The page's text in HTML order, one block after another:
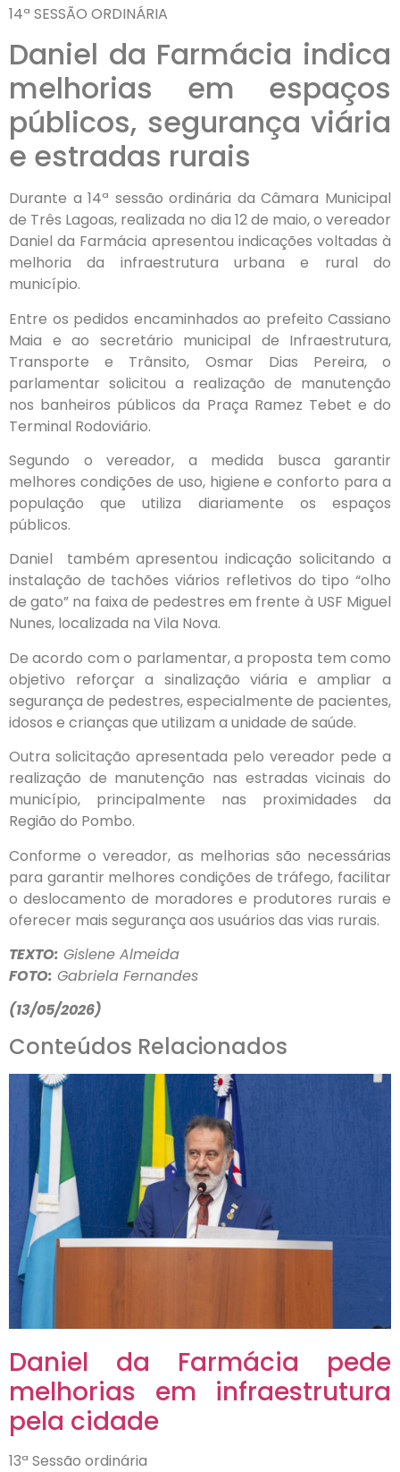
14ª SESSÃO ORDINÁRIA
Daniel da Farmácia indica
melhorias em espaços
públicos, segurança viária
e estradas rurais
Durante a 14ª sessão ordinária da Câmara Municipal
de Três Lagoas, realizada no dia 12 de maio, o vereador
Daniel da Farmácia apresentou indicações voltadas à
melhoria da infraestrutura urbana e rural do
município.
Entre os pedidos encaminhados ao prefeito Cassiano
Maia e ao secretário municipal de Infraestrutura,
Transporte e Trânsito, Osmar Dias Pereira, o
parlamentar solicitou a realização de manutenção
nos banheiros públicos da Praça Ramez Tebet e do
Terminal Rodoviário.
Segundo o vereador, a medida busca garantir
melhores condições de uso, higiene e conforto para a
população que utiliza diariamente os espaços
públicos.
Daniel também apresentou indicação solicitando a
instalação de tachões viários refletivos do tipo “olho
de gato” na faixa de pedestres em frente à USF Miguel
Nunes, localizada na Vila Nova.
De acordo com o parlamentar, a proposta tem como
objetivo reforçar a sinalização viária e ampliar a
segurança de pedestres, especialmente de pacientes,
idosos e crianças que utilizam a unidade de saúde.
Outra solicitação apresentada pelo vereador pede a
realização de manutenção nas estradas vicinais do
município, principalmente nas proximidades da
Região do Pombo.
Conforme o vereador, as melhorias são necessárias
para garantir melhores condições de tráfego, facilitar
o deslocamento de moradores e produtores rurais e
oferecer mais segurança aos usuários das vias rurais.
TEXTO: Gislene Almeida
FOTO: Gabriela Fernandes
(13/05/2026)
Conteúdos Relacionados
Daniel da Farmácia pede
melhorias em infraestrutura
pela cidade
13ª Sessão ordinária